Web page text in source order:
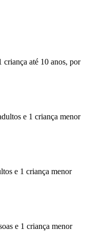
criança até 10 anos, por
e 1 criança menor
e 1 criança menor
e 1 criança menor